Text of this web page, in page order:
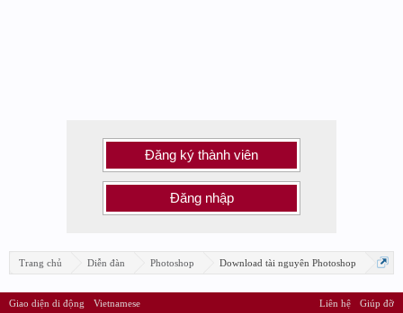
Đăng ký thành viên
Đăng nhập
Trang chủ Diễn đàn Photoshop Download tài nguyên Photoshop
Giao diện di động Vietnamese Liên hệ Giúp đỡ